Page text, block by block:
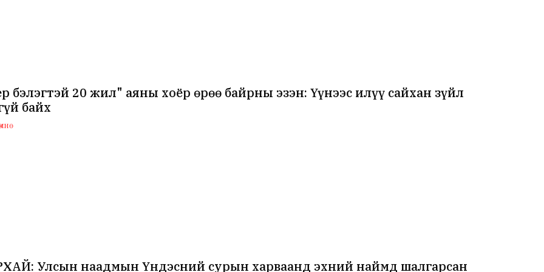
бэлэгтэй 20 жил" аяны хоёр өрөө байрны эзэн: Үүнээс илүү сайхан зүйл
байх
Улсын наадмын Үндэсний сурын харваанд эхний наймд шалгарсан